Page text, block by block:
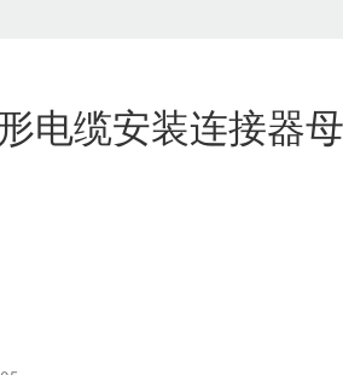
电缆安装连接器